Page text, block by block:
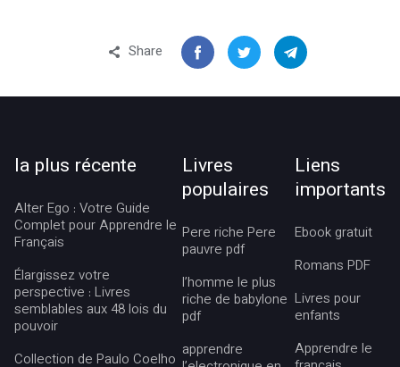
Share
la plus récente
Alter Ego : Votre Guide
Complet pour Apprendre le
Français
Élargissez votre
perspective : Livres
semblables aux 48 lois du
pouvoir
Collection de Paulo Coelho
Livres
populaires
Pere riche Pere
pauvre pdf
l’homme le plus
riche de babylone
pdf
apprendre
Liens
importants
Ebook gratuit
Romans PDF
Livres pour
enfants
Apprendre le